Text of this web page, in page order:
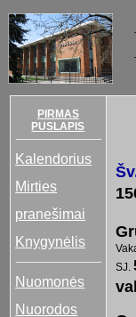
PIRMAS
PUSLAPIS
Kalendorius
Mirties
pranešimai
Knygynėlis
Nuomonės
Nuorodos
SJ.